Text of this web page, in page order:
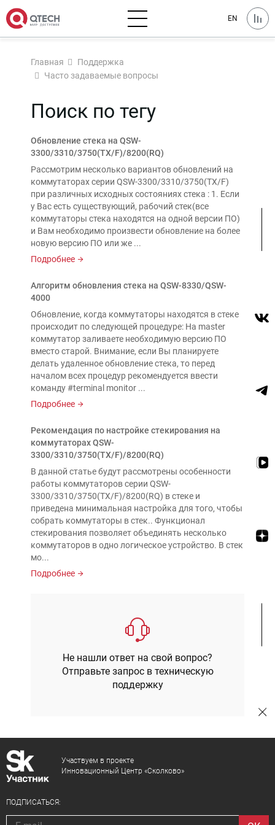
EN
Главная
Поддержка
Часто задаваемые вопросы
Поиск по тегу
Обновление стека на QSW-
3300/3310/3750(TX/F)/8200(RQ)
Рассмотрим несколько вариантов обновлений на
коммутаторах серии QSW-3300/3310/3750(TX/F)
при различных исходных состояниях стека : 1. Если
у Вас есть существующий, рабочий стек(все
коммутаторы стека находятся на одной версии ПО)
и Вам необходимо произвести обновление на более
новую версию ПО или же ...
Подробнее
Алгоритм обновления стека на QSW-8330/QSW-
4000
Обновление, когда коммутаторы находятся в стеке
происходит по следующей процедуре: На master
коммутатор заливаете необходимую версию ПО
вместо старой. Внимание, если Вы планируете
делать удаленное обновление стека, то перед
началом всех процедур рекомендуется ввести
команду #terminal monitor ...
Подробнее
Рекомендация по настройке стекирования на
коммутаторах QSW-
3300/3310/3750(TX/F)/8200(RQ)
В данной статье будут рассмотрены особенности
работы коммутаторов серии QSW-
3300/3310/3750(TX/F)/8200(RQ) в стеке и
приведена минимальная настройка для того, чтобы
собрать коммутаторы в стек.. Функционал
стекирования позволяет объединять несколько
коммутаторов в одно логическое устройство. В стек
мо...
Подробнее
Не нашли ответ на свой вопрос?
Отправьте запрос в техническую
поддержку
Участвуем в проекте
Инновационный Центр «Сколково»
ПОДПИСАТЬСЯ: